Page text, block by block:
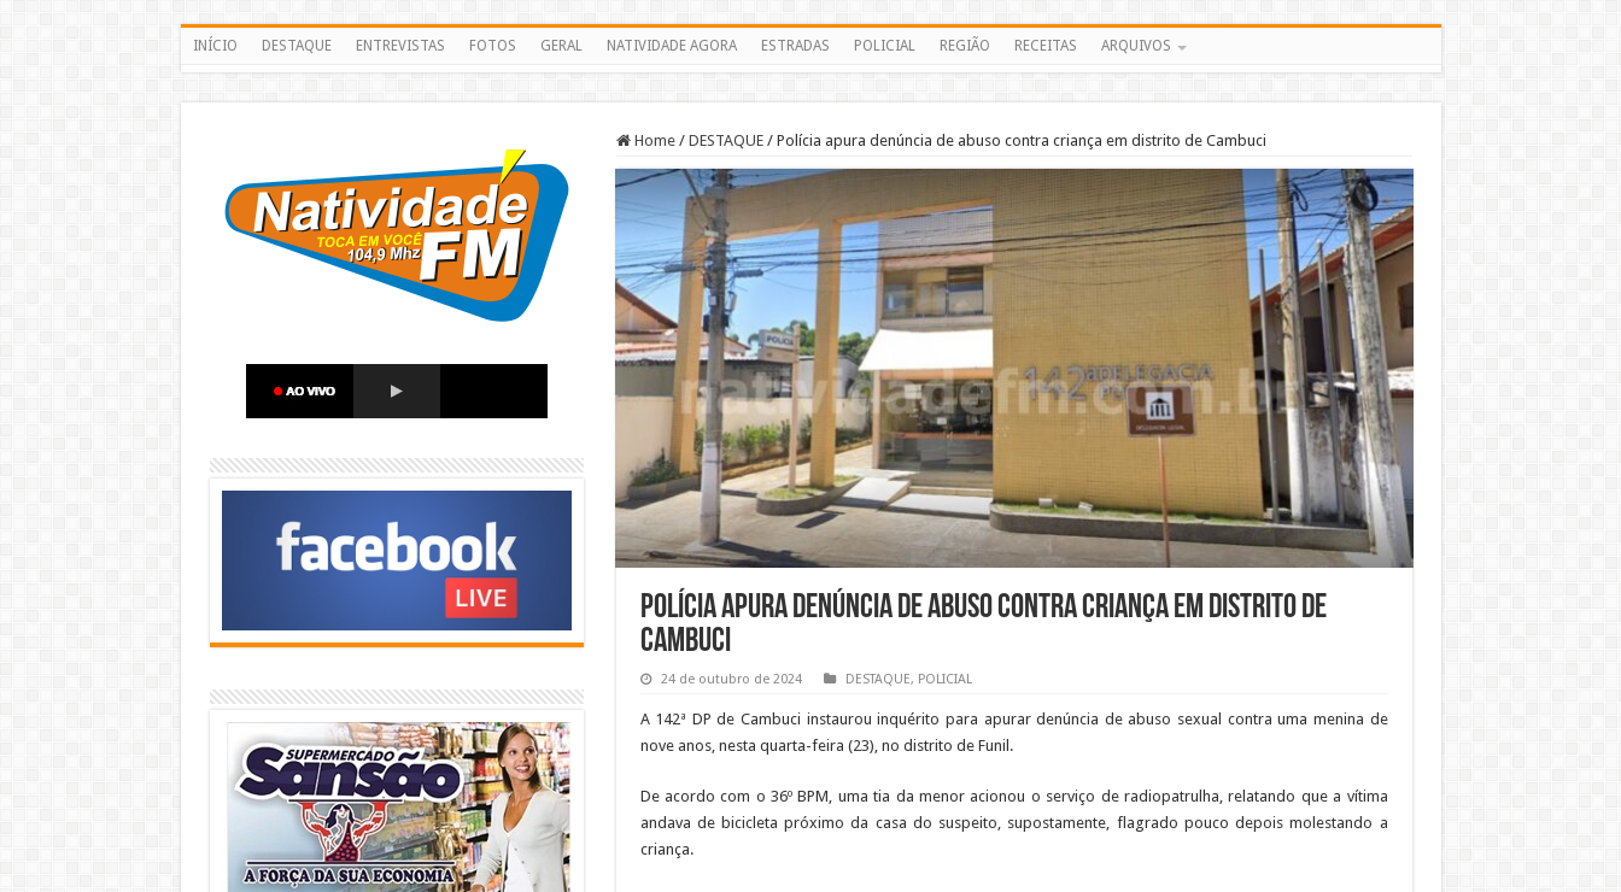
INÍCIO DESTAQUE ENTREVISTAS FOTOS GERAL NATIVIDADE AGORA ESTRADAS POLICIAL REGIÃO RECEITAS ARQUIVOS
Home / DESTAQUE / Polícia apura denúncia de abuso contra criança em distrito de Cambuci
Polícia apura denúncia de abuso contra criança em distrito de
Cambuci
24 de outubro de 2024 DESTAQUE, POLICIAL
A 142ª DP de Cambuci instaurou inquérito para apurar denúncia de abuso sexual contra uma menina de
nove anos, nesta quarta-feira (23), no distrito de Funil.
De acordo com o 36º BPM, uma tia da menor acionou o serviço de radiopatrulha, relatando que a vítima
andava de bicicleta próximo da casa do suspeito, supostamente, flagrado pouco depois molestando a
criança.